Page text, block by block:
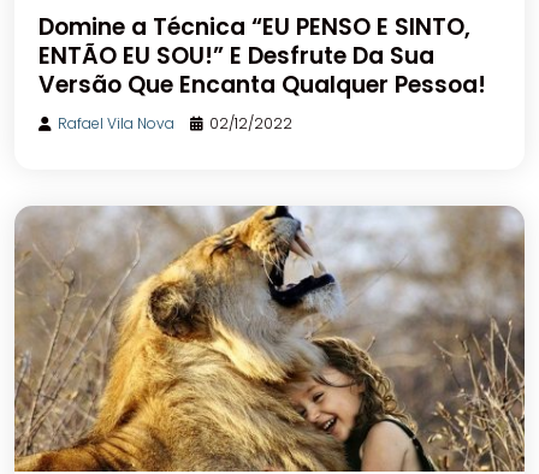
Domine a Técnica “EU PENSO E SINTO,
ENTÃO EU SOU!” E Desfrute Da Sua
Versão Que Encanta Qualquer Pessoa!
Rafael Vila Nova 02/12/2022